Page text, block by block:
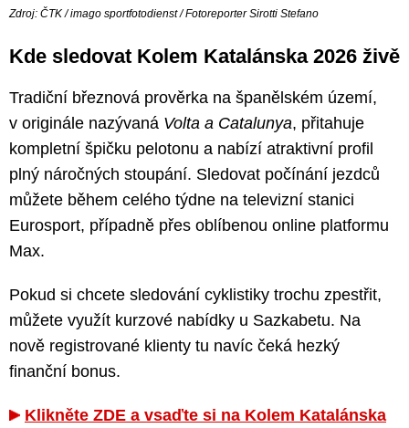
Zdroj: ČTK / imago sportfotodienst / Fotoreporter Sirotti Stefano
Kde sledovat Kolem Katalánska 2026 živě
Tradiční březnová prověrka na španělském území,
v originále nazývaná Volta a Catalunya, přitahuje
kompletní špičku pelotonu a nabízí atraktivní profil
plný náročných stoupání. Sledovat počínání jezdců
můžete během celého týdne na televizní stanici
Eurosport, případně přes oblíbenou online platformu
Max.
Pokud si chcete sledování cyklistiky trochu zpestřit,
můžete využít kurzové nabídky u Sazkabetu. Na
nově registrované klienty tu navíc čeká hezký
finanční bonus.
Klikněte ZDE a vsaďte si na Kolem Katalánska